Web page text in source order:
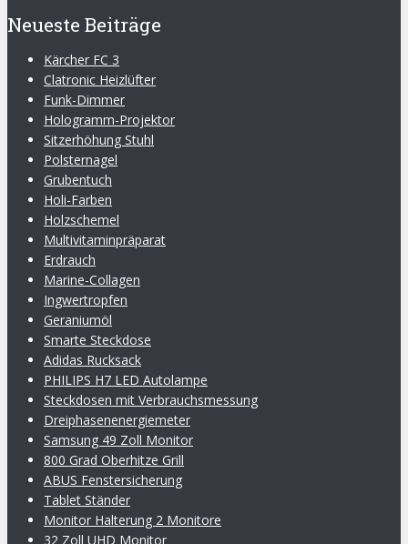
Neueste Beiträge
Kärcher FC 3
Clatronic Heizlüfter
Funk-Dimmer
Hologramm-Projektor
Sitzerhöhung Stuhl
Polsternagel
Grubentuch
Holi-Farben
Holzschemel
Multivitaminpräparat
Erdrauch
Marine-Collagen
Ingwertropfen
Geraniumöl
Smarte Steckdose
Adidas Rucksack
PHILIPS H7 LED Autolampe
Steckdosen mit Verbrauchsmessung
Dreiphasenenergiemeter
Samsung 49 Zoll Monitor
800 Grad Oberhitze Grill
ABUS Fenstersicherung
Tablet Ständer
Monitor Halterung 2 Monitore
32 Zoll UHD Monitor